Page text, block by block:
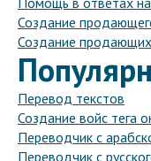
Создание
Создание
Перевод текстов
Создание войс тега
Переводчик с
Переводчик с